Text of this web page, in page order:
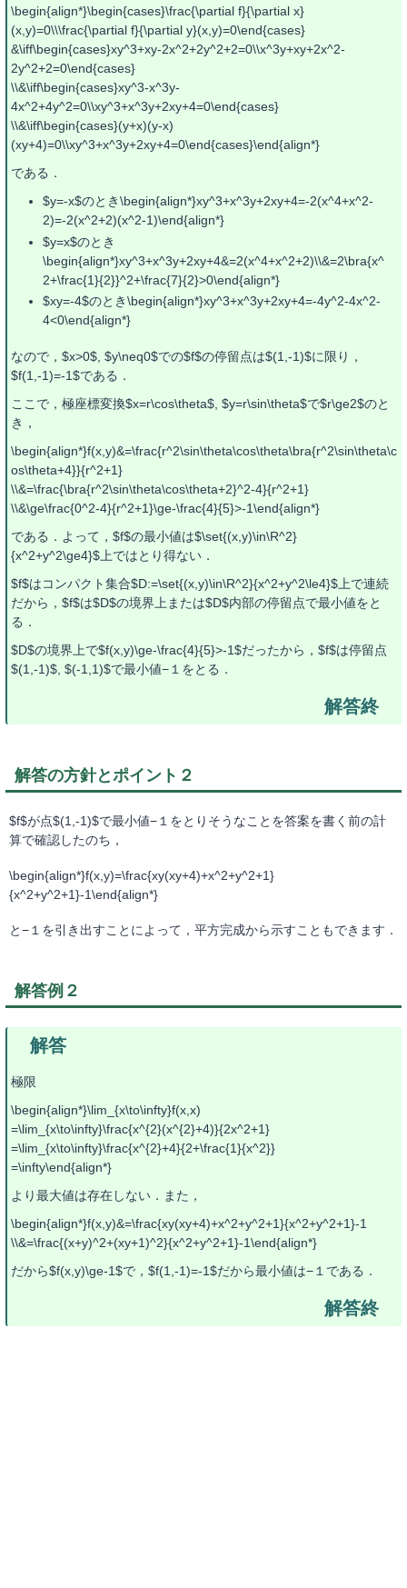
\begin{align*}\begin{cases}\frac{\partial f}{\partial x}
(x,y)=0\\\frac{\partial f}{\partial y}(x,y)=0\end{cases}
&\iff\begin{cases}xy^3+xy-2x^2+2y^2+2=0\\x^3y+xy+2x^2-
2y^2+2=0\end{cases}
\\&\iff\begin{cases}xy^3-x^3y-
4x^2+4y^2=0\\xy^3+x^3y+2xy+4=0\end{cases}
\\&\iff\begin{cases}(y+x)(y-x)
(xy+4)=0\\xy^3+x^3y+2xy+4=0\end{cases}\end{align*}
である．
$y=-x$のとき\begin{align*}xy^3+x^3y+2xy+4=-2(x^4+x^2-
2)=-2(x^2+2)(x^2-1)\end{align*}
$y=x$のとき
\begin{align*}xy^3+x^3y+2xy+4&=2(x^4+x^2+2)\\&=2\bra{x^
2+\frac{1}{2}}^2+\frac{7}{2}>0\end{align*}
$xy=-4$のとき\begin{align*}xy^3+x^3y+2xy+4=-4y^2-4x^2-
4<0\end{align*}
なので，$x>0$, $y\neq0$での$f$の停留点は$(1,-1)$に限り，
$f(1,-1)=-1$である．
ここで，極座標変換$x=r\cos\theta$, $y=r\sin\theta$で$r\ge2$のと
き，
\begin{align*}f(x,y)&=\frac{r^2\sin\theta\cos\theta\bra{r^2\sin\theta\c
os\theta+4}}{r^2+1}
\\&=\frac{\bra{r^2\sin\theta\cos\theta+2}^2-4}{r^2+1}
\\&\ge\frac{0^2-4}{r^2+1}\ge-\frac{4}{5}>-1\end{align*}
である．よって，$f$の最小値は$\set{(x,y)\in\R^2}
{x^2+y^2\ge4}$上ではとり得ない．
$f$はコンパクト集合$D:=\set{(x,y)\in\R^2}{x^2+y^2\le4}$上で連続
だから，$f$は$D$の境界上または$D$内部の停留点で最小値をと
る．
$D$の境界上で$f(x,y)\ge-\frac{4}{5}>-1$だったから，$f$は停留点
$(1,-1)$, $(-1,1)$で最小値−１をとる．
解答の方針とポイント２
$f$が点$(1,-1)$で最小値−１をとりそうなことを答案を書く前の計
算で確認したのち，
\begin{align*}f(x,y)=\frac{xy(xy+4)+x^2+y^2+1}
{x^2+y^2+1}-1\end{align*}
と−１を引き出すことによって，平方完成から示すこともできます．
解答例２
極限
\begin{align*}\lim_{x\to\infty}f(x,x)
=\lim_{x\to\infty}\frac{x^{2}(x^{2}+4)}{2x^2+1}
=\lim_{x\to\infty}\frac{x^{2}+4}{2+\frac{1}{x^2}}
=\infty\end{align*}
より最大値は存在しない．また，
\begin{align*}f(x,y)&=\frac{xy(xy+4)+x^2+y^2+1}{x^2+y^2+1}-1
\\&=\frac{(x+y)^2+(xy+1)^2}{x^2+y^2+1}-1\end{align*}
だから$f(x,y)\ge-1$で，$f(1,-1)=-1$だから最小値は−１である．